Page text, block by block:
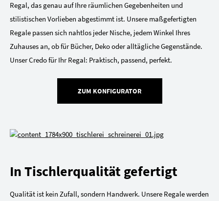
Regal, das genau auf Ihre räumlichen Gegebenheiten und
stilistischen Vorlieben abgestimmt ist. Unsere maßgefertigten
Regale passen sich nahtlos jeder Nische, jedem Winkel Ihres
Zuhauses an, ob für Bücher, Deko oder alltägliche Gegenstände.
Unser Credo für Ihr Regal: Praktisch, passend, perfekt.
ZUM KONFIGURATOR
In Tischlerqualität gefertigt
Qualität ist kein Zufall, sondern Handwerk. Unsere Regale werden